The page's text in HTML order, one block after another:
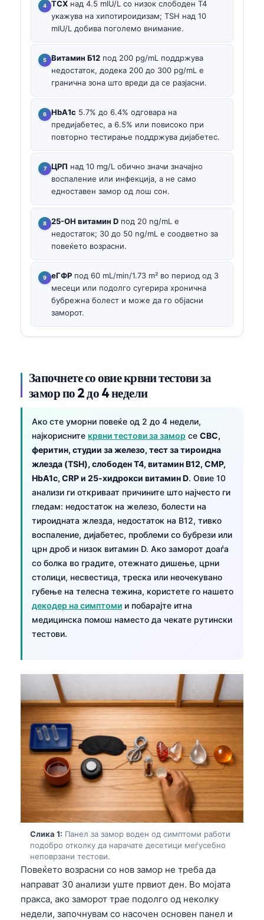
ТСХ над 4.5 mIU/L со низок слободен T4
укажува на хипотироидизам; TSH над 10
mIU/L добива поголемо внимание.
Витамин Б12 под 200 pg/mL поддржува
недостаток, додека 200 до 300 pg/mL е
гранична зона што вреди да се разјасни.
HbA1c 5.7% до 6.4% одговара на
предијабетес, а 6.5% или повисоко при
повторно тестирање поддржува дијабетес.
ЦРП над 10 mg/L обично значи значајно
воспаление или инфекција, а не само
едноставен замор од лош сон.
25-OH витамин D под 20 ng/mL е
недостаток; 30 до 50 ng/mL е соодветно за
повеќето возрасни.
еГФР под 60 mL/min/1.73 m² во период од 3
месеци или подолго сугерира хронична
бубрежна болест и може да го објасни
заморот.
Започнете со овие крвни тестови за
замор по 2 до 4 недели
Ако сте уморни повеќе од 2 до 4 недели,
најкорисните крвни тестови за замор се CBC,
феритин, студии за железо, тест за тироидна
жлезда (TSH), слободен T4, витамин B12, CMP,
HbA1c, CRP и 25-хидрокси витамин D. Овие 10
анализи ги откриваат причините што најчесто ги
гледам: недостаток на железо, болести на
тироидната жлезда, недостаток на B12, тивко
воспаление, дијабетес, проблеми со бубрези или
црн дроб и низок витамин D. Ако заморот доаѓа
со болка во градите, отежнато дишење, црни
столици, несвестица, треска или неочекувано
губење на телесна тежина, користете го нашето
декодер на симптоми и побарајте итна
медицинска помош наместо да чекате рутински
тестови.
Слика 1: Панел за замор воден од симптоми работи
подобро отколку да нарачате десетици меѓусебно
неповрзани тестови.
Повеќето возрасни со нов замор не треба да
направат 30 анализи уште првиот ден. Во мојата
пракса, ако заморот трае подолго од неколку
недели, започнувам со насочен основен панел и